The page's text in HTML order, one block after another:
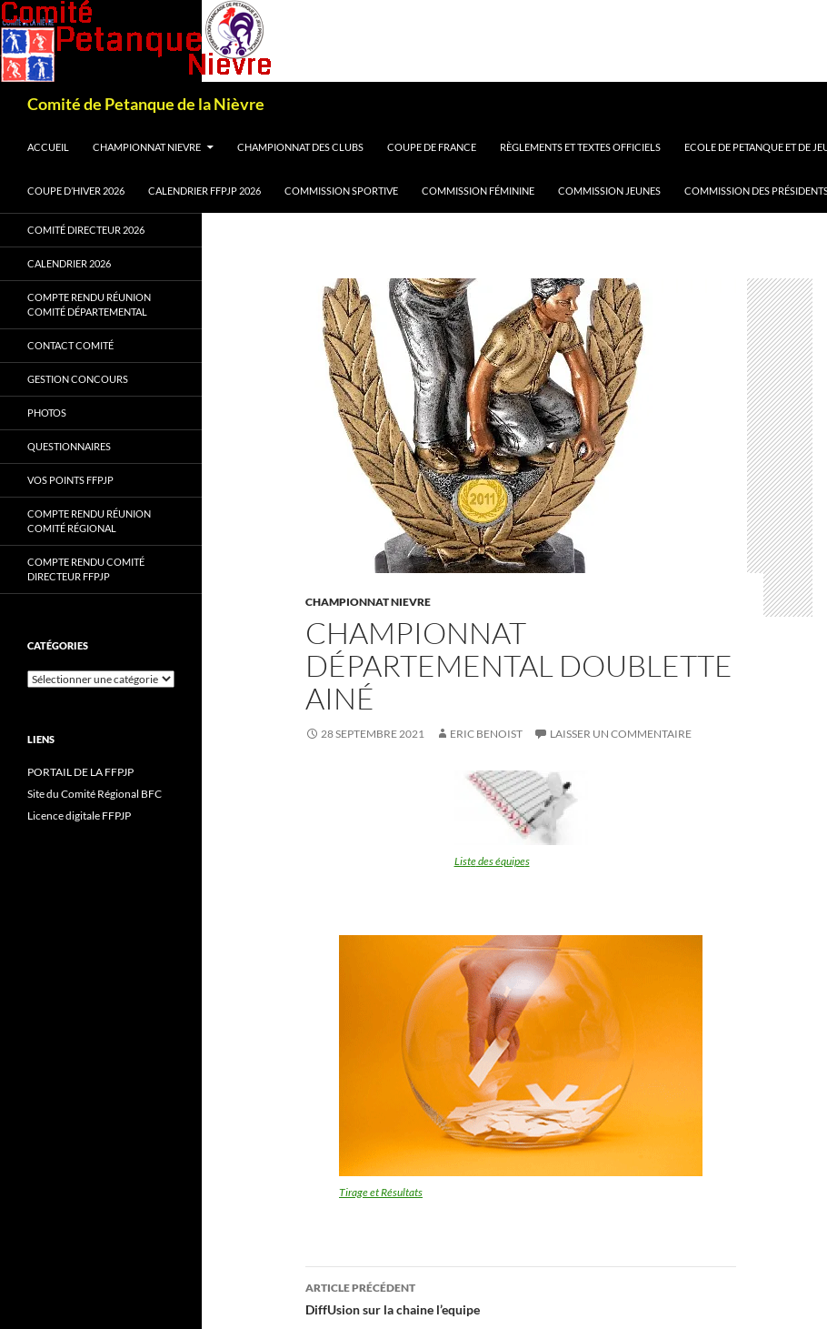
Comité de Petanque de la Nièvre
ACCUEIL
CHAMPIONNAT NIEVRE CHAMPIONNAT DES CLUBS COUPE DE FRANCE RÈGLEMENTS ET TEXTES OFFICIELS ECOLE DE PETANQUE ET DE
COUPE D’HIVER 2026 CALENDRIER FFPJP 2026 COMMISSION SPORTIVE COMMISSION FÉMININE COMMISSION JEUNES COMMISSION DES
CHAMPIONNAT NIEVRE
CHAMPIONNAT
DÉPARTEMENTAL DOUBLETTE
AINÉ
28 SEPTEMBRE 2021 ERIC BENOIST LAISSER UN COMMENTAIRE
Listedes équipes
Tirage et Résultats
Navigation
des
ARTICLE PRÉCÉDENT
DiffUsion sur la chaine l’equipe
COMITÉ DIRECTEUR 2026
CALENDRIER 2026
COMPTE RENDU RÉUNION
COMITÉ DÉPARTEMENTAL
CONTACT COMITÉ
GESTION CONCOURS
PHOTOS
QUESTIONNAIRES
VOS POINTS FFPJP
COMPTE RENDU RÉUNION
COMITÉ RÉGIONAL
COMPTE RENDU COMITÉ
DIRECTEUR FFPJP
CATÉGORIES
Catégories
LIENS
PORTAIL DE LA FFPJP
Site du Comité Régional BFC
Licence digitale FFPJP